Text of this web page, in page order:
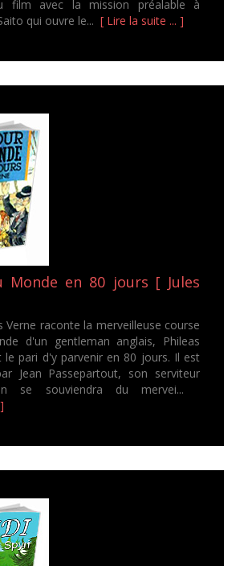
film avec la mission préalable à
qui ouvre le... [ Lire la suite ... ]
Monde en 80 jours [ Jules
Verne raconte la merveilleuse course
d'un gentleman anglais, Phileas
le pari d'y parvenir en 80 jours. Il est
Jean Passepartout, son serviteur
se souviendra du mervei...